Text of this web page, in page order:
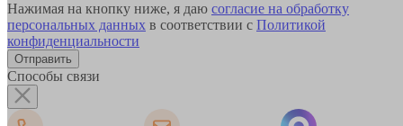
Нажимая на кнопку ниже, я даю согласие на обработку
персональных данных в соответствии с Политикой
конфиденциальности
Способы связи